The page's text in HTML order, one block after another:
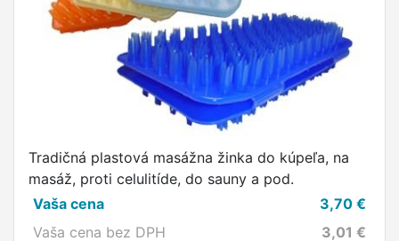
Tradičná plastová masážna žinka do kúpeľa, na
masáž, proti celulitíde, do sauny a pod.
Vaša cena
3,70 €
Vaša cena bez DPH
3,01 €